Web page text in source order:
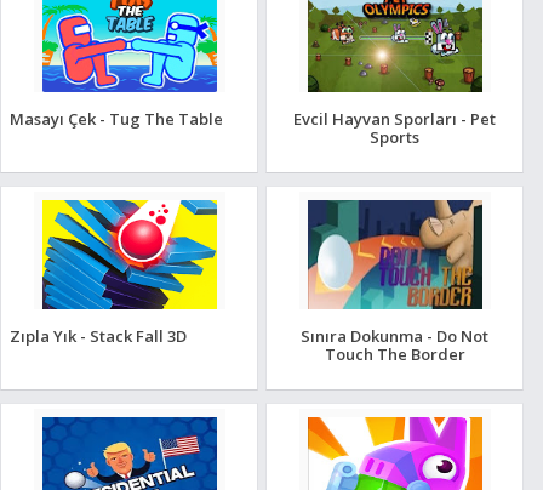
Masayı Çek - Tug The Table
Evcil Hayvan Sporları - Pet
Sports
Zıpla Yık - Stack Fall 3D
Sınıra Dokunma - Do Not
Touch The Border